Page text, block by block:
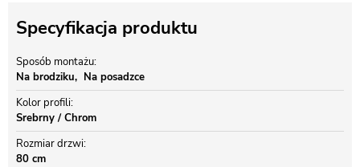
Specyfikacja produktu
Sposób montażu
Na brodziku
Na posadzce
Kolor profili
Srebrny / Chrom
Rozmiar drzwi
80 cm